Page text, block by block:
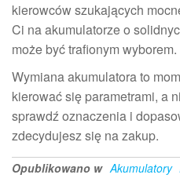
kierowców szukających
Ci na akumulatorze o
może być trafionym wyborem.
Wymiana akumulatora to
kierować się parametrami, a
sprawdź oznaczenia i
zdecydujesz się na zakup.
Opublikowano w Akumulatory